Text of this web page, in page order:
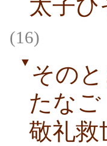
太子
(16)
▼ その
たな
敬礼救